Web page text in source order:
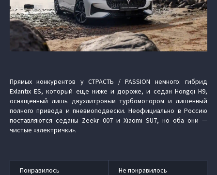
Прямых конкурентов у СТРАСТЬ / PASSION немного: гибрид
Exlantix ES, который еще ниже и дороже, и седан Hongqi H9,
оснащенный лишь двухлитровым турбомотором и лишенный
полного привода и пневмоподвески. Неофициально в Россию
поставляются седаны Zeekr 007 и Xiaomi SU7, но оба они —
чистые «электрички».
Понравилось Не понравилось